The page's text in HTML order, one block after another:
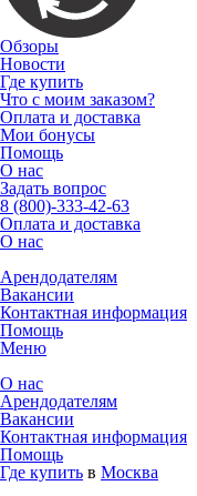
Обзоры
Новости
Где купить
Что с моим заказом?
Оплата и доставка
Мои бонусы
Помощь
О нас
Задать вопрос
8 (800)-333-42-63
Оплата и доставка
О нас
Арендодателям
Вакансии
Контактная информация
Помощь
Меню
О нас
Арендодателям
Вакансии
Контактная информация
Помощь
Где купить в Москва